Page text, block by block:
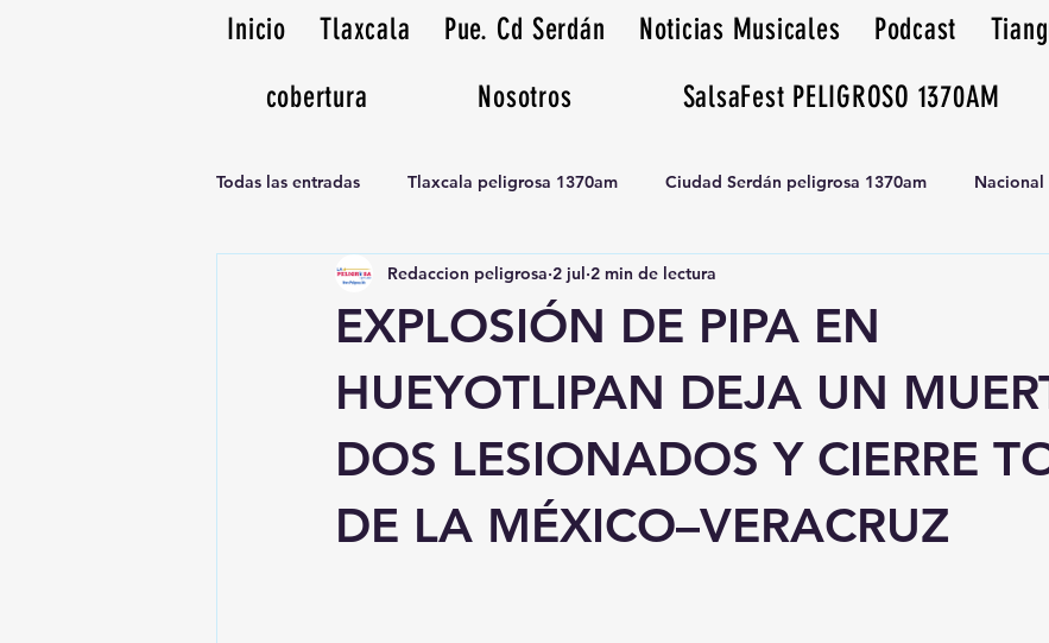
Inicio Tlaxcala Pue. Cd Serdán Noticias Musicales Podcast
cobertura
Nosotros SalsaFest PELIGROSO 1370AM
Todas las entradas Tlaxcala peligrosa 1370am Ciudad Serdán peligrosa 1370am
Noticias Musicales radio 1370am Tianguis peligrosa 1370am huamantla
EXPLOSIÓN DE PIPA EN
HUEYOTLIPAN DEJA UN
DOS LESIONADOS Y CIERRE
DE LA MÉXICO–VERACRUZ
Redaccion peligrosa 2 jul 2 min de lectura